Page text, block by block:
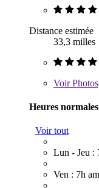
Distance estimée
33,3 milles
VoirPhotos
Heures normales
Voir tout
Lun - Jeu :
Ven : 7h